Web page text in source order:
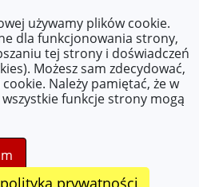
619 45 40
używamy plików cookie.
dla funkcjonowania strony,
tej strony i doświadczeń
Możesz sam zdecydować,
Należy pamiętać, że w
funkcje strony mogą
prywatności